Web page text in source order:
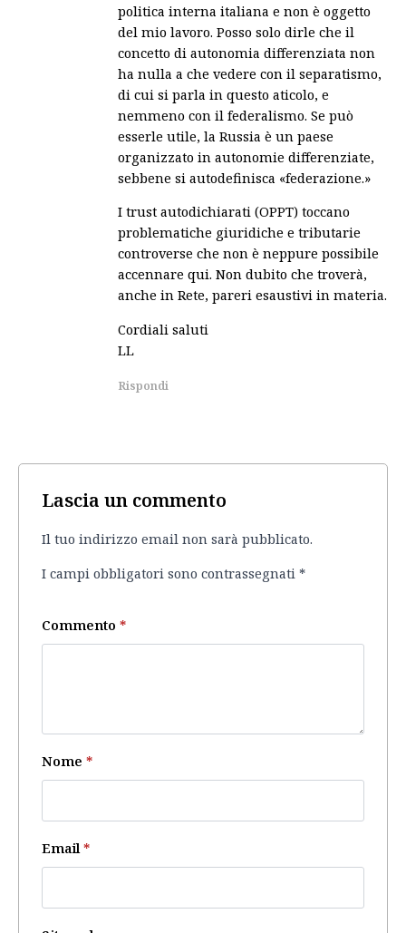
politica interna italiana e non è oggetto
del mio lavoro. Posso solo dirle che il
concetto di autonomia differenziata non
ha nulla a che vedere con il separatismo,
di cui si parla in questo aticolo, e
nemmeno con il federalismo. Se può
esserle utile, la Russia è un paese
organizzato in autonomie differenziate,
sebbene si autodefinisca «federazione.»
I trust autodichiarati (OPPT) toccano
problematiche giuridiche e tributarie
controverse che non è neppure possibile
accennare qui. Non dubito che troverà,
anche in Rete, pareri esaustivi in materia.
Cordiali saluti
LL
Rispondi
Lascia un commento
Il tuo indirizzo email non sarà pubblicato.
I campi obbligatori sono contrassegnati *
Commento *
Nome *
Email *